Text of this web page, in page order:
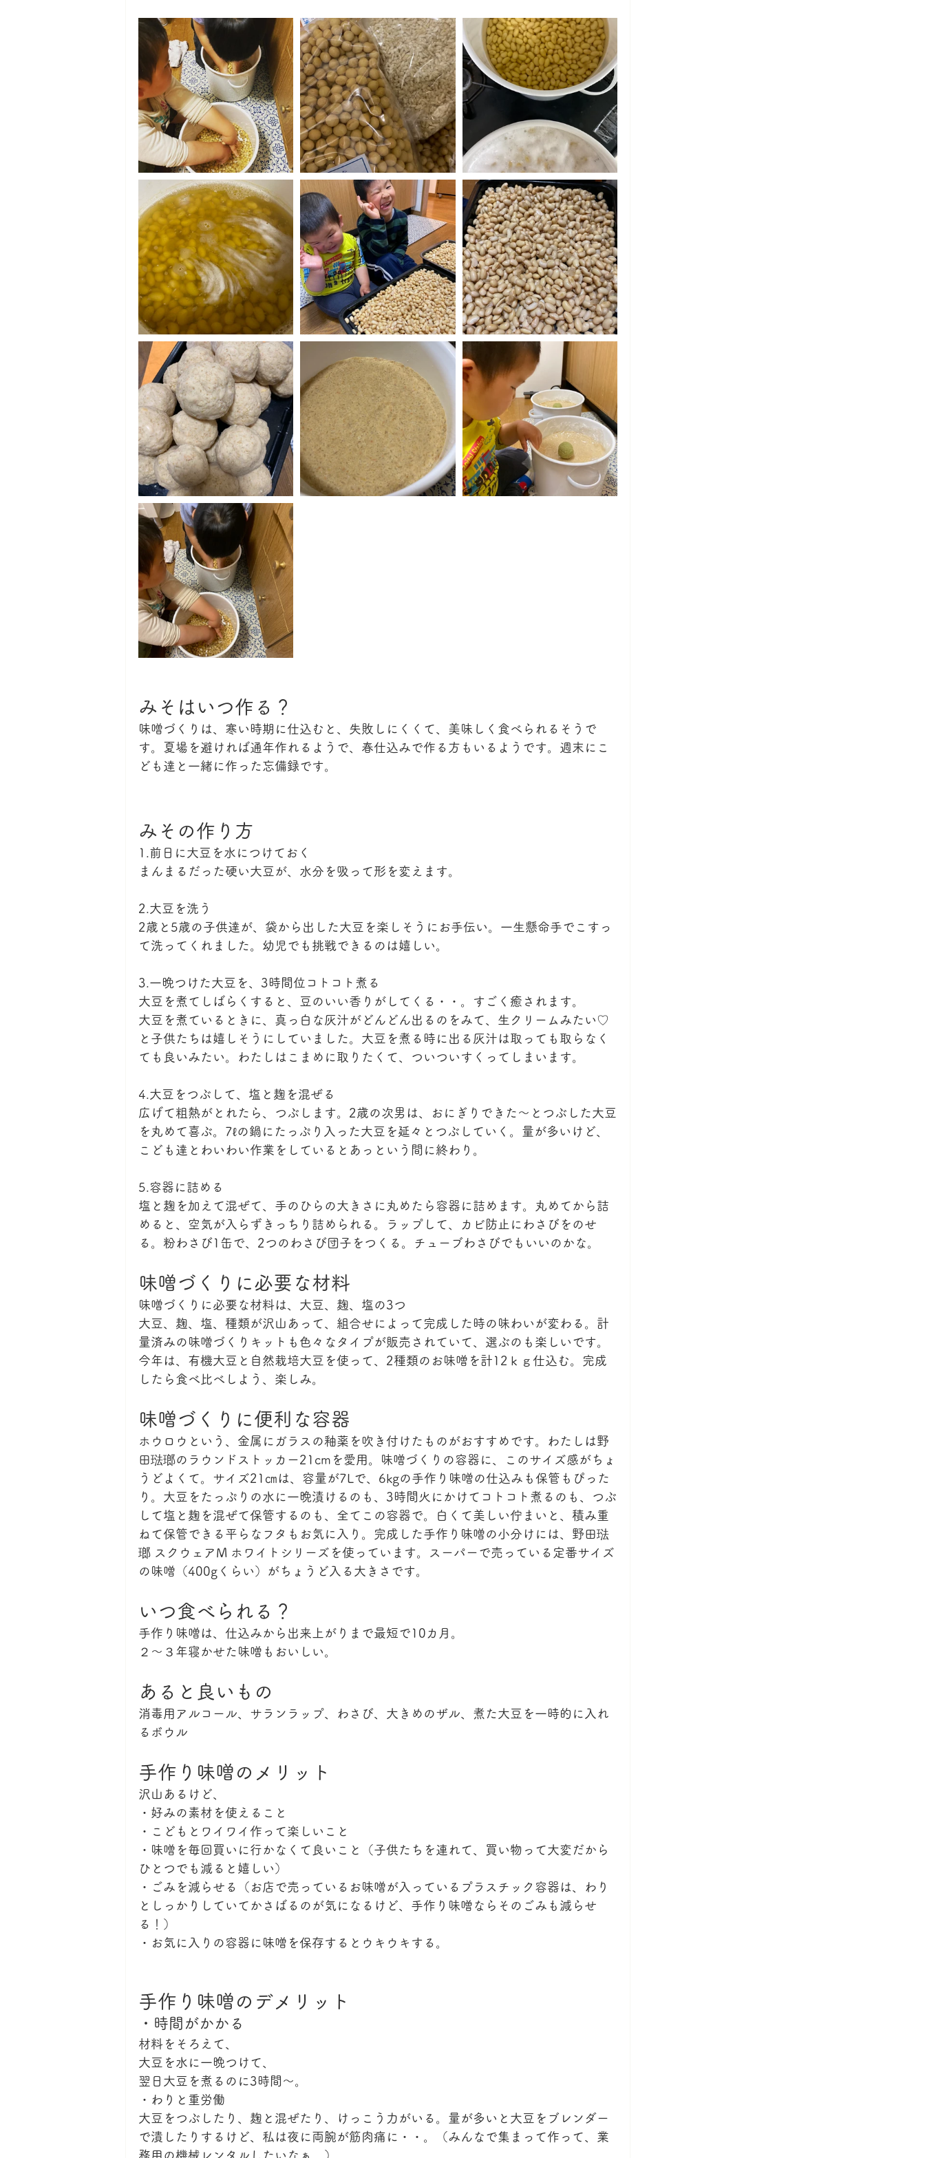
みそはいつ作る？
味噌づくりは、寒い時期に仕込むと、失敗しにくくて、美味しく食べられるそうで
す。夏場を避ければ通年作れるようで、春仕込みで作る方もいるようです。週末にこ
ども達と一緒に作った忘備録です。
みその作り方
1.前日に大豆を水につけておく
まんまるだった硬い大豆が、水分を吸って形を変えます。
2.大豆を洗う
2歳と5歳の子供達が、袋から出した大豆を楽しそうにお手伝い。一生懸命手でこすっ
て洗ってくれました。幼児でも挑戦できるのは嬉しい。
3.一晩つけた大豆を、3時間位コトコト煮る
大豆を煮てしばらくすると、豆のいい香りがしてくる・・。すごく癒されます。
大豆を煮ているときに、真っ白な灰汁がどんどん出るのをみて、生クリームみたい♡
と子供たちは嬉しそうにしていました。大豆を煮る時に出る灰汁は取っても取らなく
ても良いみたい。わたしはこまめに取りたくて、ついついすくってしまいます。
4.大豆をつぶして、塩と麹を混ぜる
広げて粗熱がとれたら、つぶします。2歳の次男は、おにぎりできた～とつぶした大豆
を丸めて喜ぶ。7ℓの鍋にたっぷり入った大豆を延々とつぶしていく。量が多いけど、
こども達とわいわい作業をしているとあっという間に終わり。
5.容器に詰める
塩と麹を加えて混ぜて、手のひらの大きさに丸めたら容器に詰めます。丸めてから詰
めると、空気が入らずきっちり詰められる。ラップして、カビ防止にわさびをのせ
る。粉わさび1缶で、2つのわさび団子をつくる。チューブわさびでもいいのかな。
味噌づくりに必要な材料
味噌づくりに必要な材料は、大豆、麹、塩の3つ
大豆、麹、塩、種類が沢山あって、組合せによって完成した時の味わいが変わる。計
量済みの味噌づくりキットも色々なタイプが販売されていて、選ぶのも楽しいです。
今年は、有機大豆と自然栽培大豆を使って、2種類のお味噌を計12ｋｇ仕込む。完成
したら食べ比べしよう、楽しみ。
味噌づくりに便利な容器
ホウロウという、金属にガラスの釉薬を吹き付けたものがおすすめです。わたしは野
田琺瑯のラウンドストッカー21cmを愛用。味噌づくりの容器に、このサイズ感がちょ
うどよくて。サイズ21㎝は、容量が7Lで、6kgの手作り味噌の仕込みも保管もぴった
り。大豆をたっぷりの水に一晩漬けるのも、3時間火にかけてコトコト煮るのも、つぶ
して塩と麹を混ぜて保管するのも、全てこの容器で。白くて美しい佇まいと、積み重
ねて保管できる平らなフタもお気に入り。完成した手作り味噌の小分けには、野田琺
瑯 スクウェアM ホワイトシリーズを使っています。スーパーで売っている定番サイズ
の味噌（400gくらい）がちょうど入る大きさです。
いつ食べられる？
手作り味噌は、仕込みから出来上がりまで最短で10カ月。
２〜３年寝かせた味噌もおいしい。
あると良いもの
消毒用アルコール、サランラップ、わさび、大きめのザル、煮た大豆を一時的に入れ
るボウル
手作り味噌のメリット
沢山あるけど、
・好みの素材を使えること
・こどもとワイワイ作って楽しいこと
・味噌を毎回買いに行かなくて良いこと（子供たちを連れて、買い物って大変だから
ひとつでも減ると嬉しい）
・ごみを減らせる（お店で売っているお味噌が入っているプラスチック容器は、わり
としっかりしていてかさばるのが気になるけど、手作り味噌ならそのごみも減らせ
る！）
・お気に入りの容器に味噌を保存するとウキウキする。
手作り味噌のデメリット
・時間がかかる
材料をそろえて、
大豆を水に一晩つけて、
翌日大豆を煮るのに3時間～。
・わりと重労働
大豆をつぶしたり、麹と混ぜたり、けっこう力がいる。量が多いと大豆をブレンダー
で潰したりするけど、私は夜に両腕が筋肉痛に・・。（みんなで集まって作って、業